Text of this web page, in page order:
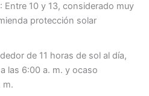
: Entre 10 y 13, considerado muy
protección solar
de 11 horas de sol al día,
las 6:00 a. m. y ocaso
m.